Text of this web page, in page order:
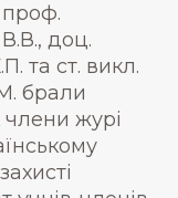
доц.
та ст. викл.
брали
члени журі